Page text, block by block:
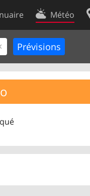
Météo
Contact
Conditions
Protection des